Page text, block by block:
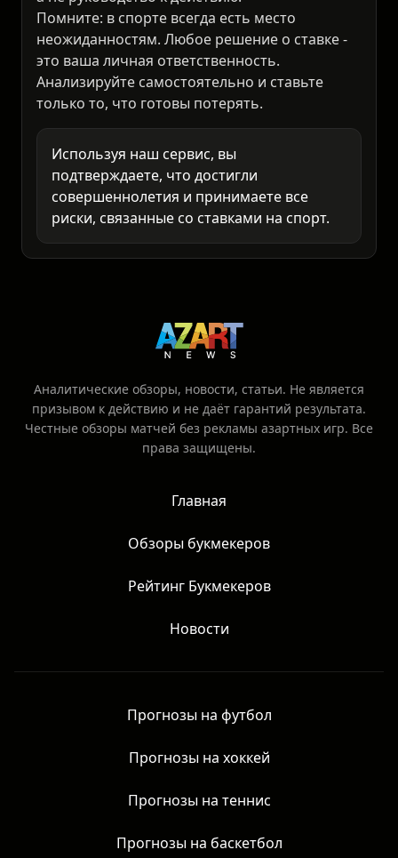
событий. Эта информация для размышления,
а не руководство к действию.
Помните: в спорте всегда есть место
неожиданностям. Любое решение о ставке -
это ваша личная ответственность.
Анализируйте самостоятельно и ставьте
только то, что готовы потерять.
Используя наш сервис, вы
подтверждаете, что достигли
совершеннолетия и принимаете все
риски, связанные со ставками на спорт.
Аналитические обзоры, новости, статьи. Не является
призывом к действию и не даёт гарантий результата.
Главная
Обзоры букмекеров
Рейтинг Букмекеров
Новости
Прогнозы на футбол
Прогнозы на хоккей
Прогнозы на теннис